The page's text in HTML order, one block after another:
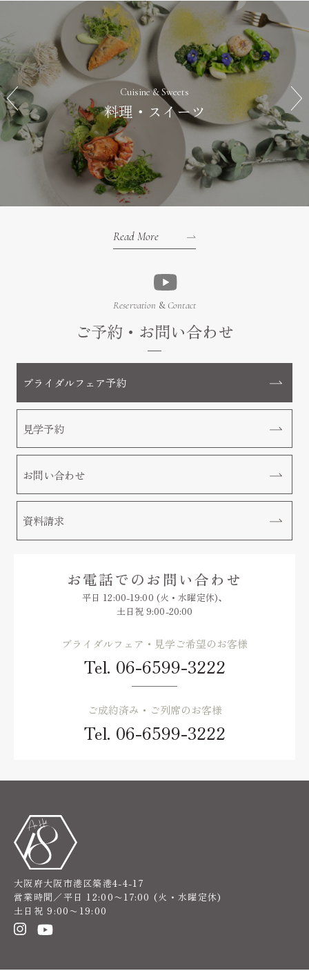
Cuisine & Sweets
料理・スイーツ
Read More
Reservation &Contact
ご予約・お問い合わせ
ブライダルフェア予約
見学予約
お問い合わせ
資料請求
お電話でのお問い合わせ
平日 12:00-19:00 (火・水曜定休)、
土日祝 9:00-20:00
ブライダルフェア・見学ご希望のお客様
Tel. 06-6599-3222
ご成約済み・ご列席のお客様
Tel. 06-6599-3222
大阪府大阪市港区築港4-4-17
営業時間／平日 12:00〜17:00 (火・水曜定休)
土日祝 9:00〜19:00